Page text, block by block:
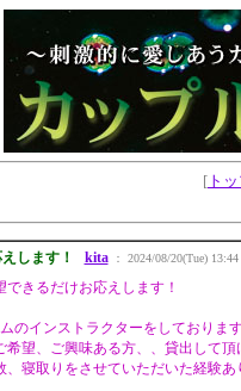
[ ト
します！ kita： 2024/08/20(Tue) 13:44
きるだけお応えします！
のインストラクターをしておりま
希望、ご興味ある方、、貸出して
、寝取りをさせていただいた経験